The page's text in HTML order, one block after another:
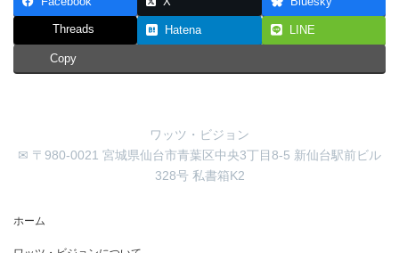
Threads Hatena LINE
Copy
ワッツ・ビジョン
✉ 〒980-0021 宮城県仙台市青葉区中央3丁目8-5 新仙台駅前ビル
328号 私書箱K2
ホーム